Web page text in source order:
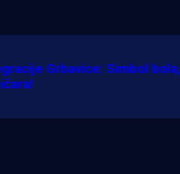
Grbavice: Simbol